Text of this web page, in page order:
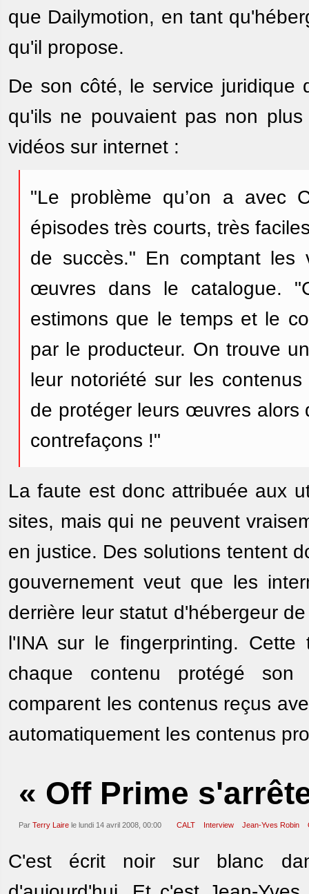
que Dailymotion, en tant
qu'il propose.
De son côté, le service juridique
qu'ils ne pouvaient pas non
vidéos sur internet :
"Le problème qu’on a avec
épisodes très courts, très
de succès." En comptant
œuvres dans le catalogue.
estimons que le temps et le
par le producteur. On trouve
leur notoriété sur les
de protéger leurs œuvres alors
contrefaçons !"
La faute est donc attribuée aux
sites, mais qui ne peuvent
en justice. Des solutions tentent
gouvernement veut que les
derrière leur statut d'hébergeur
l'INA sur le fingerprinting. Cette
chaque contenu protégé son
comparent les contenus reçus
automatiquement les contenus
« Off Prime
Par Terry Laire le lundi 14 avril 2008, 00:00 CALT Interview Jean-Yves Robin
C'est écrit noir sur blanc